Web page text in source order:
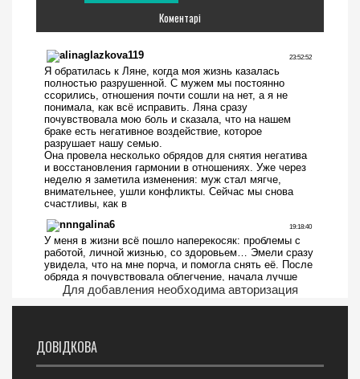
Коментарі
Для добавления необходима авторизация
ДОВІДКОВА